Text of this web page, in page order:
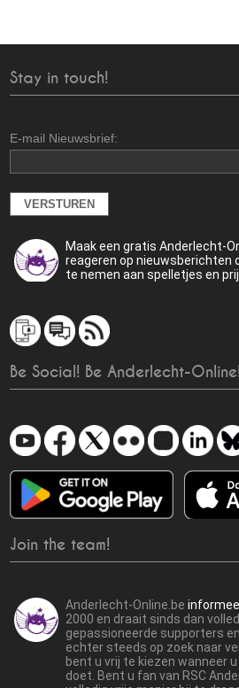
Stay in touch!
E-mail Nieuwsbrief:
Maak een gratis Anderlecht-
reageren op nieuwsberichten
te nemen aan spelletjes en
Be Social! Be Anderlecht-
Join the team!
Anderlecht-Online.be
2000 en draait sinds dan
gepassioneerde supporters
echter steeds op zoek naar
bent u vrij te kiezen wanneer
doet. Bent u fan van RSC